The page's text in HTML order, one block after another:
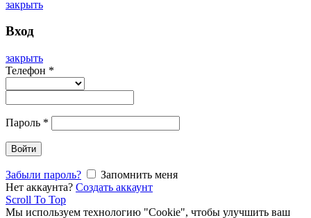
закрыть
Вход
закрыть
Телефон *
Пароль *
Войти
Забыли пароль?
Запомнить меня
Нет аккаунта? Создать аккаунт
Scroll To Top
Мы используем технологию "Cookie", чтобы улучшить ваш